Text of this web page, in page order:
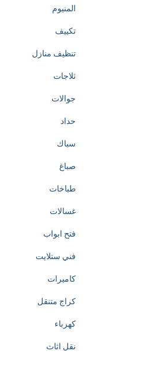
المنيوم
تكييف
تنظيف منازل
ثلاجات
جوالات
حداد
سباك
صباغ
طباخات
غسالات
فتح ابواب
فني ستلايت
كاميرات
كراج متنقل
كهرباء
نقل اثاث